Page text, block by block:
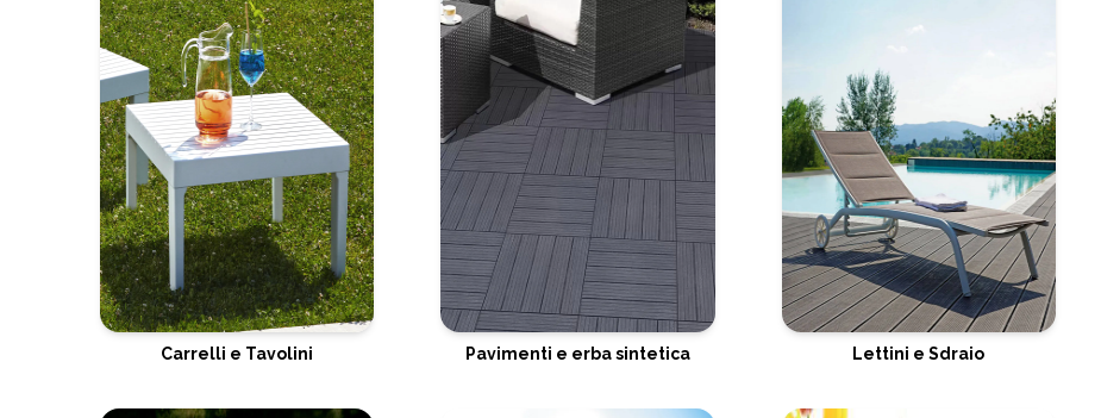
Carrelli e Tavolini Pavimenti e erba sintetica Lettini e Sdraio